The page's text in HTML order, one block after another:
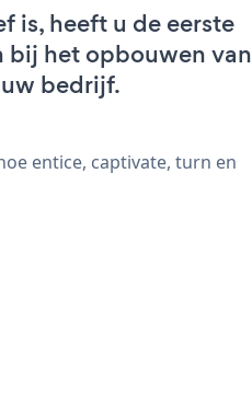
is, heeft u de eerste
het opbouwen van
bedrijf.
entice, captivate, turn en